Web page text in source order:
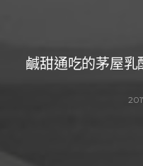
鹹甜通吃的茅屋